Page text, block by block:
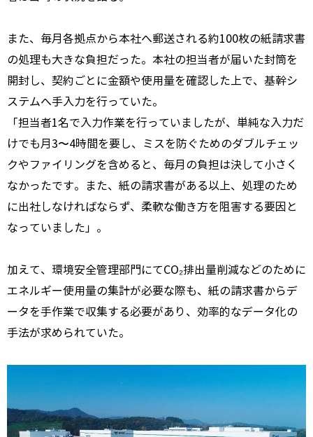
また、毎月各拠点から本社へ郵送される約100枚の紙請求書
の処理も大きな負担だった。本社の担当者が届いた封筒を
開封し、契約ごとに金額や使用量を確認した上で、基幹シ
ステムへ手入力を行っていた。
「担当者1名で入力作業を行っていましたが、単純な入力だ
けでも月 3〜4時間を要し、ミスを防ぐためのダブルチェッ
クやファイリングを含めると、毎月の負担は決して小さく
なかったです。また、紙の請求書がある以上、処理のため
に出社しなければならず、柔軟な働き方を阻害する要因と
なっていました」。
加えて、環境安全管理部門にてCO₂排出量削減などのために
エネルギー使用量の集計が必要な際も、紙の請求書からデ
ータを手作業で収集する必要があり、効率的なデータ化の
手法が求められていた。